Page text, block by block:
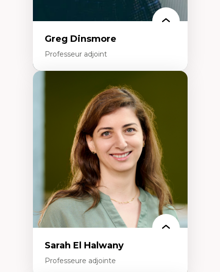
Greg Dinsmore
Professeur adjoint
Fragmentation des auditoires médiatiques
Analyse multi-plateforme des auditoires
médiatiques
Analyse des comportements numériques à
travers les données massives et l’IA
Recherche quantitative et qualitative sur
les auditoires médiatiques
Épistémologie des techniques de recherche
numérique et l’IA
Théorie des droits de la personne
La pensée politique d’Hannah Arendt
La pensée politique à l’ère numérique
Justice internationale et normes
internationales
Sarah El Halwany
Professeure adjointe